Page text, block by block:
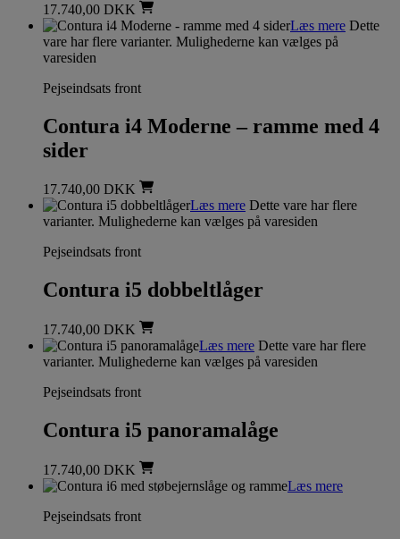
17.740,00 DKK
Læs mere Dette
vare har flere varianter. Mulighederne kan vælges på
varesiden
Pejseindsats front
Contura i4 Moderne – ramme med 4
sider
17.740,00 DKK
Læs mere Dette vare har flere
varianter. Mulighederne kan vælges på varesiden
Pejseindsats front
Contura i5 dobbeltlåger
17.740,00 DKK
Læs mere Dette vare har flere
varianter. Mulighederne kan vælges på varesiden
Pejseindsats front
Contura i5 panoramalåge
17.740,00 DKK
Læs mere
Pejseindsats front